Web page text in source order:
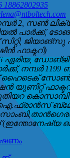
18862802935
2, സൺ
പാർക്ക്,
ഫാക്ടറി)
ഏരിയ,
നമ്പർ
ഹൈടെക്
യൂണിറ്റ്